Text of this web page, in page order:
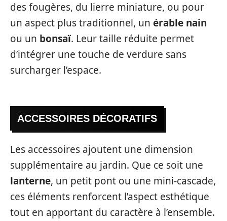
des fougères, du lierre miniature, ou pour
un aspect plus traditionnel, un érable nain
ou un bonsaï. Leur taille réduite permet
d’intégrer une touche de verdure sans
surcharger l’espace.
ACCESSOIRES DÉCORATIFS
Les accessoires ajoutent une dimension
supplémentaire au jardin. Que ce soit une
lanterne, un petit pont ou une mini-cascade,
ces éléments renforcent l’aspect esthétique
tout en apportant du caractère à l’ensemble.